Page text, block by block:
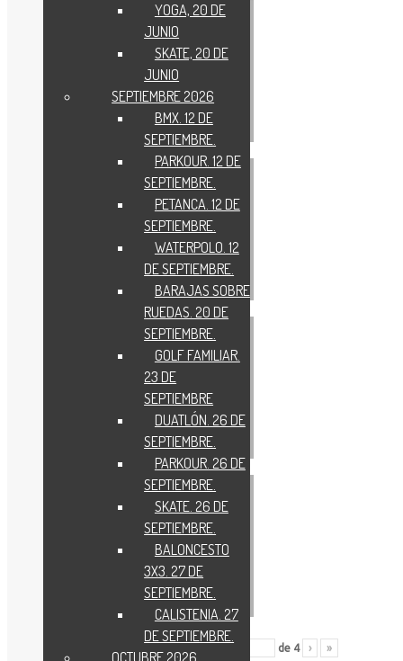
de 4 › »
YOGA, 20 DE
JUNIO
SKATE, 20 DE
JUNIO
SEPTIEMBRE 2026
BMX. 12 DE
SEPTIEMBRE.
PARKOUR. 12 DE
SEPTIEMBRE.
PETANCA. 12 DE
SEPTIEMBRE.
WATERPOLO. 12
DE SEPTIEMBRE.
BARAJAS SOBRE
RUEDAS. 20 DE
SEPTIEMBRE.
GOLF FAMILIAR.
23 DE
SEPTIEMBRE
DUATLÓN. 26 DE
SEPTIEMBRE.
PARKOUR. 26 DE
SEPTIEMBRE.
SKATE. 26 DE
SEPTIEMBRE.
BALONCESTO
3X3. 27 DE
SEPTIEMBRE.
CALISTENIA. 27
DE SEPTIEMBRE.
OCTUBRE 2026